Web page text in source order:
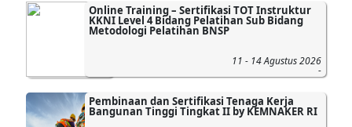
Online Training – Sertifikasi TOT Instruktur
KKNI Level 4 Bidang Pelatihan Sub Bidang
Metodologi Pelatihan BNSP
11 - 14 Agustus 2026
-
Pembinaan dan Sertifikasi Tenaga Kerja
Bangunan Tinggi Tingkat II by KEMNAKER RI